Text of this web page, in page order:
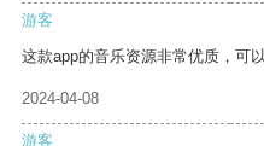
游客
这款app的音乐资源非常优质，可
2024-04-08
游客